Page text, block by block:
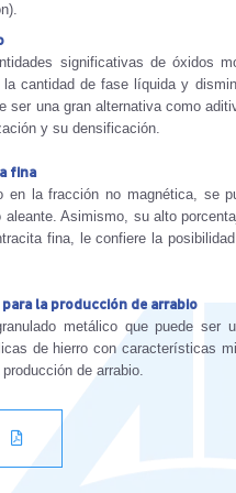
significativas de óxidos
cantidad de fase líquida y
ser una gran alternativa como
y su densificación.
fina
en la fracción no magnética, se
aleante. Asimismo, su alto
fina, le confiere la
la producción de arrabio
metálico que puede ser
de hierro con características
de arrabio.